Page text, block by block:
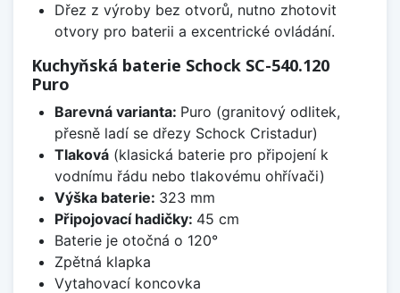
Dřez z výroby bez otvorů, nutno zhotovit
otvory pro baterii a excentrické ovládání.
Kuchyňská baterie Schock SC-540.120
Puro
Barevná varianta: Puro (granitový odlitek,
přesně ladí se dřezy Schock Cristadur)
Tlaková(klasická baterie pro připojení k
vodnímu řádu nebo tlakovému ohřívači)
Výška baterie: 323 mm
Připojovací hadičky: 45 cm
Baterie je otočná o 120°
Zpětná klapka
Vytahovací koncovka